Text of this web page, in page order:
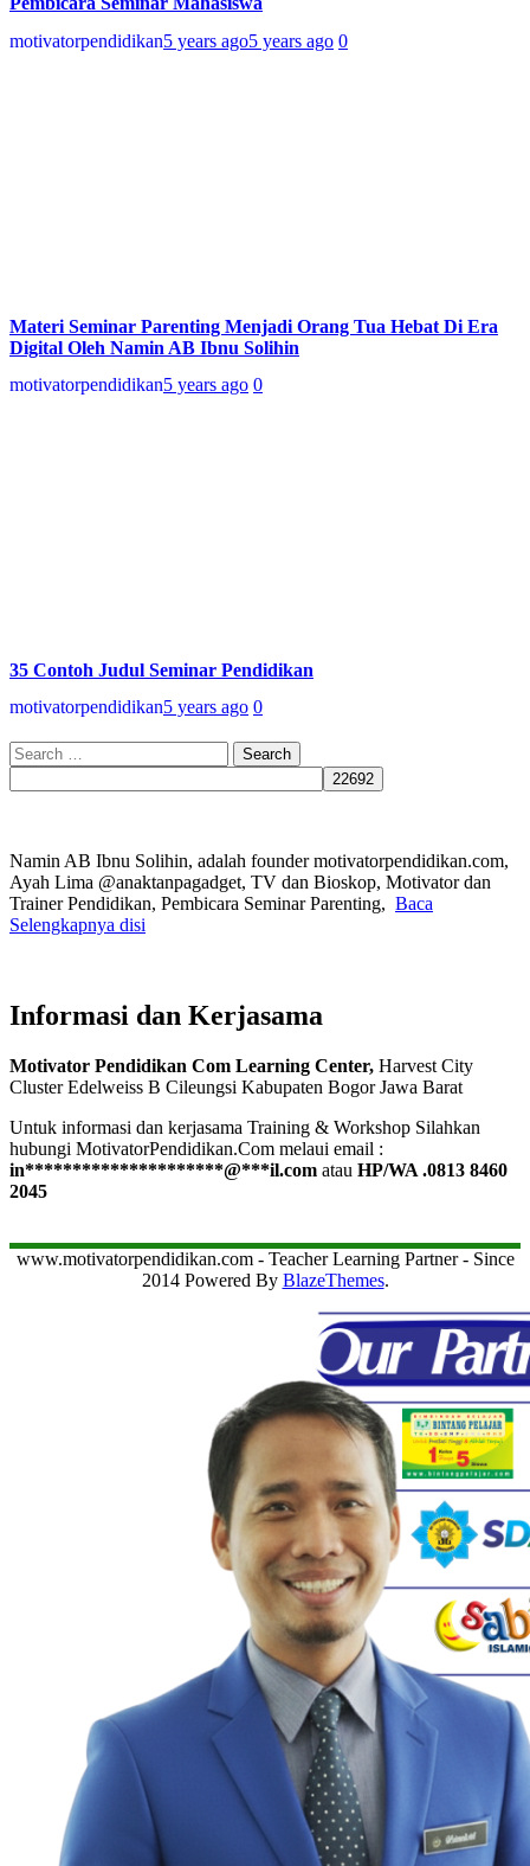
motivatorpendidikan5 years ago5 years ago 0
Materi Seminar Parenting Menjadi Orang Tua Hebat Di Era
Digital Oleh Namin AB Ibnu Solihin
motivatorpendidikan5 years ago 0
35 Contoh Judul Seminar Pendidikan
motivatorpendidikan5 years ago 0
Search
for:
Namin AB Ibnu Solihin, adalah founder motivatorpendidikan.com,
Ayah Lima @anaktanpagadget, TV dan Bioskop, Motivator dan
Trainer Pendidikan, Pembicara Seminar Parenting, Baca
Selengkapnya disi
Informasi dan Kerjasama
Motivator Pendidikan Com Learning Center, Harvest City
Cluster Edelweiss B Cileungsi Kabupaten Bogor Jawa Barat
Untuk informasi dan kerjasama Training & Workshop Silahkan
hubungi MotivatorPendidikan.Com melaui email :
in*********************@***il.com atau HP/WA .0813 8460
2045
www.motivatorpendidikan.com - Teacher Learning Partner - Since
2014 Powered By BlazeThemes.